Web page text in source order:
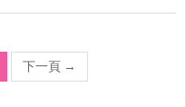
下一頁 →